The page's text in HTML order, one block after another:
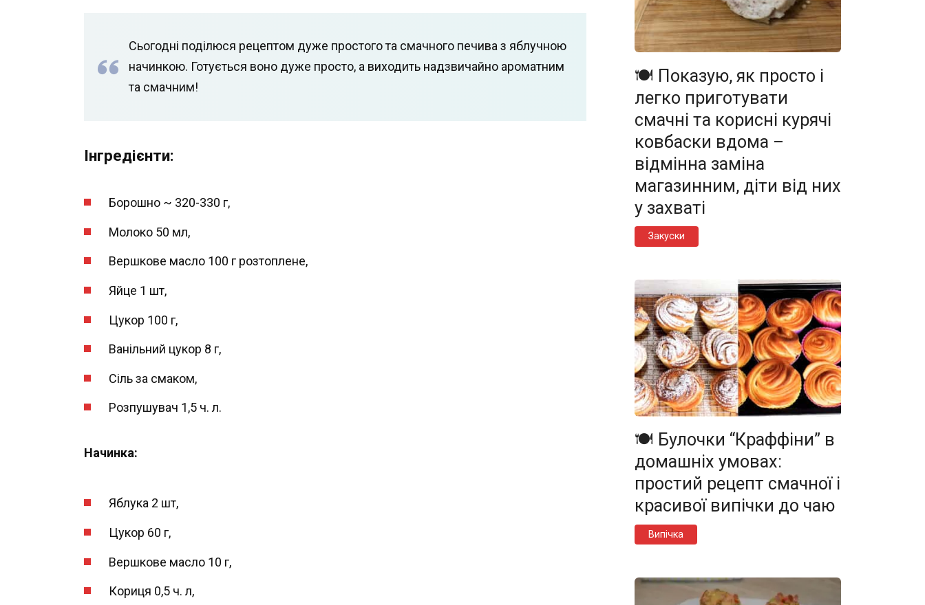
Сьогодні поділюся рецептом дуже простого та смачного печива з яблучною
начинкою. Готується воно дуже просто, а виходить надзвичайно ароматним
та смачним!
Інгредієнти:
Борошно ~ 320-330 г,
Молоко 50 мл,
Вершкове масло 100 г розтоплене,
Яйце 1 шт,
Цукор 100 г,
Ванільний цукор 8 г,
Сіль за смаком,
Розпушувач 1,5 ч. л.
Начинка:
Яблука 2 шт,
Цукор 60 г,
Вершкове масло 10 г,
Кориця 0,5 ч. л,
🍽️ Показую, як просто і
легко приготувати
смачні та корисні курячі
ковбаски вдома –
відмінна заміна
магазинним, діти від них
у захваті
Закуски
🍽️ Булочки “Краффіни” в
домашніх умовах:
простий рецепт смачної і
красивої випічки до чаю
Випічка